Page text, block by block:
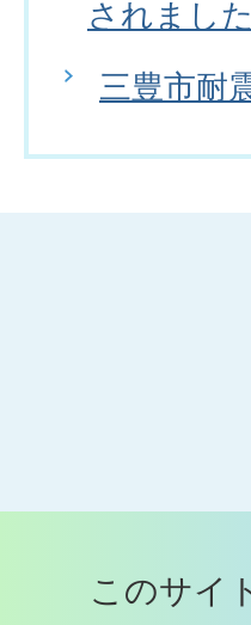
されました
三豊市耐
このサイ